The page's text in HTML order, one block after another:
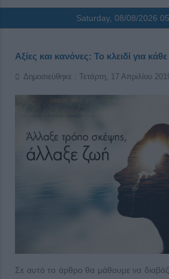
Saturday, 08/08/2026
Αξίες και κανόνες: Το κλειδί για
Δημοσιεύθηκε : Τετάρτη, 17 Απριλίου
Σε αυτό το άρθρο θα μάθουμε να